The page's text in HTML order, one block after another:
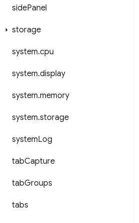
sidePanel
storage
system.cpu
system.display
system.memory
system.storage
systemLog
tabCapture
tabGroups
tabs